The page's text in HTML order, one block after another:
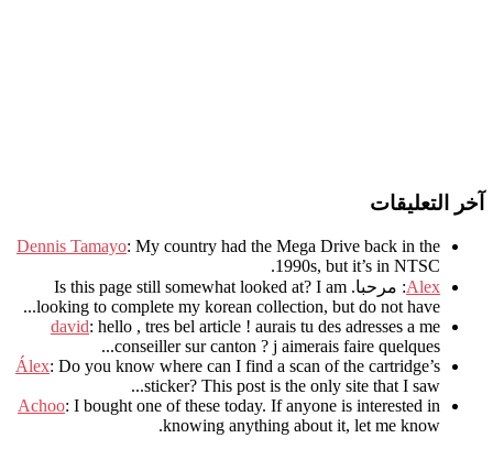
آخر التعليقات
Dennis Tamayo: My country had the Mega Drive back in the
1990s, but it’s in NTSC
.
Alex: مرحبا. Is this page still somewhat looked at? I am
looking to complete my korean collection, but do not have..
.
david: hello , tres bel article ! aurais tu des adresses a me
conseiller sur canton ? j aimerais faire quelques..
.
Álex: Do you know where can I find a scan of the cartridge’s
sticker? This post is the only site that I saw...
Achoo: I bought one of these today. If anyone is interested in
knowing anything about it, let me know.